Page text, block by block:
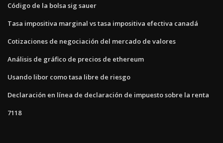
Código de la bolsa sig sauer
Tasa impositiva marginal vs tasa impositiva efectiva canadá
Cotizaciones de negociación del mercado de valores
Análisis de gráfico de precios de ethereum
Usando libor como tasa libre de riesgo
Declaración en línea de declaración de impuesto sobre la renta
7118